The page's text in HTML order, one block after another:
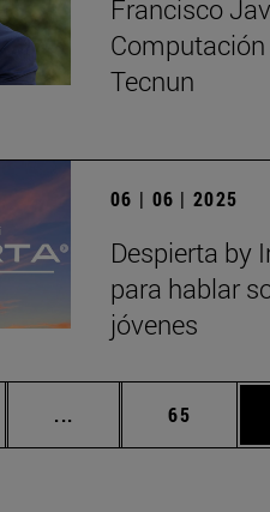
Francisco
Tecnun
06 | 06 | 2025
Despierta by
para hablar
jóvenes
... Páginas intermedias
Página
65